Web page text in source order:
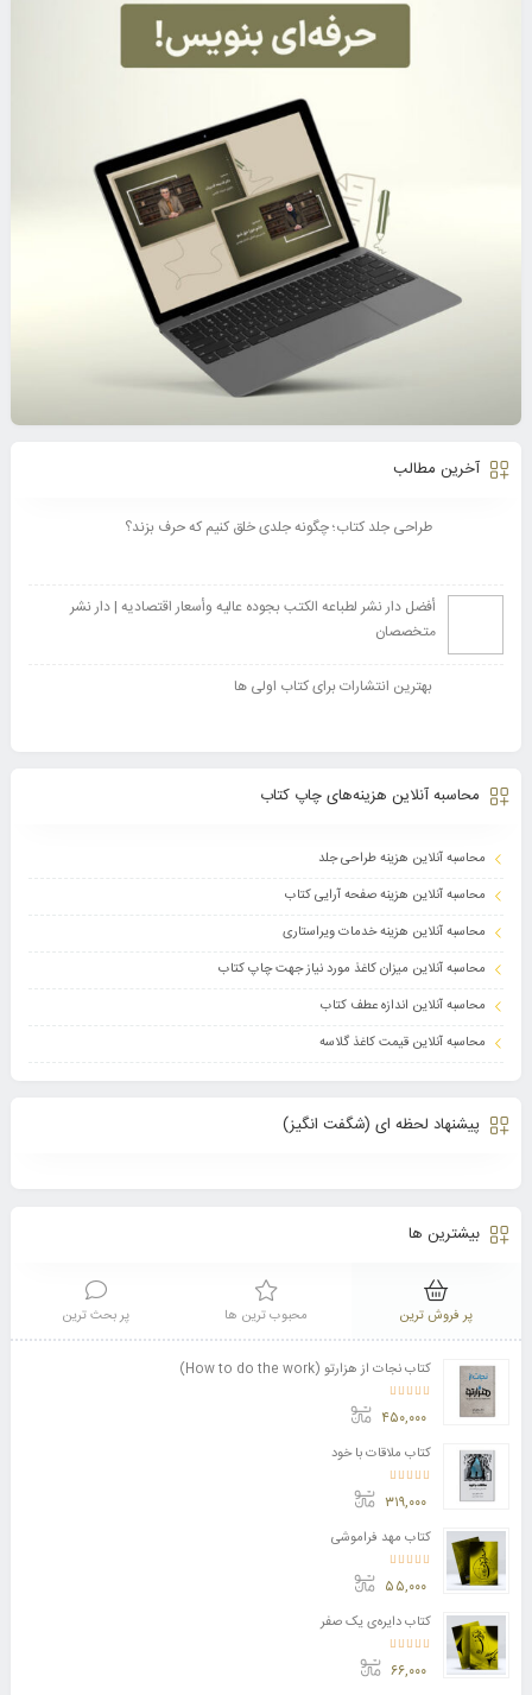
آخرین مطالب
طراحی جلد کتاب؛ چگونه جلدی خلق کنیم که حرف بزند؟
أفضل دار نشر لطباعه الکتب بجوده عالیه وأسعار اقتصادیه | دار نشر
متخصصان
بهترین انتشارات برای کتاب اولی ها
محاسبه آنلاین هزینه‌های چاپ کتاب
محاسبه آنلاین هزینه طراحی جلد
محاسبه آنلاین هزینه صفحه آرایی کتاب
محاسبه آنلاین هزینه خدمات ویراستاری
محاسبه آنلاین میزان کاغذ مورد نیاز جهت چاپ کتاب
محاسبه آنلاین اندازه عطف کتاب
محاسبه آنلاین قیمت کاغذ گلاسه
پیشنهاد لحظه ای (شگفت انگیز)
بیشترین ها
پر فروش ترین محبوب ترین ها پر بحث ترین
کتاب نجات از هزارتو (How to do the work)
4.11 از 5 ۴۵۰,۰۰۰
کتاب ملاقات با خود
امتیاز3.50 از 5 ۳۱۹,۰۰۰
کتاب مهد فراموشی
5.00 از 5 ۵۵,۰۰۰
کتاب دایره‌ی یک صفر
امتیاز5.00از 5 ۶۶,۰۰۰